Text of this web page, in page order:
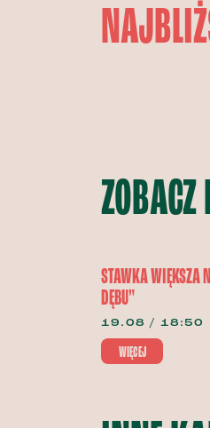
STAWKA WIĘKSZA
DĘBU"
19.08 / 18:50
WIĘCEJ